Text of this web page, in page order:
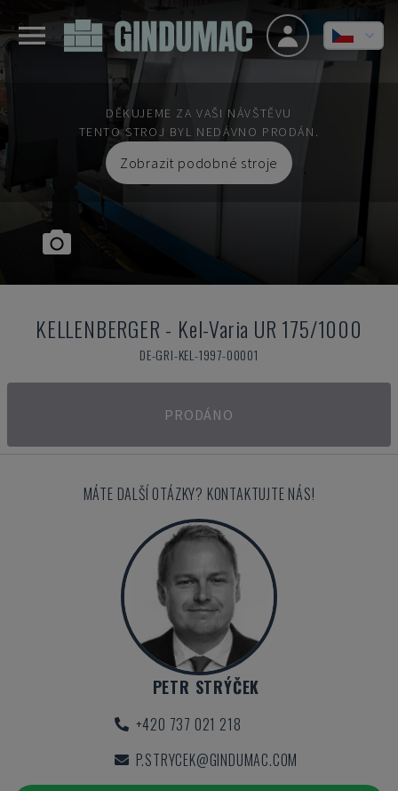
DĚKUJEME ZA VAŠI NÁVŠTĚVU
TENTO STROJ BYL NEDÁVNO PRODÁN.
Zobrazit podobné stroje
KELLENBERGER - Kel-Varia UR 175/1000
DE-GRI-KEL-1997-00001
PRODÁNO
MÁTE DALŠÍ OTÁZKY? KONTAKTUJTE NÁS!
PETR STRÝČEK
+420 737 021 218
P.STRYCEK@GINDUMAC.COM